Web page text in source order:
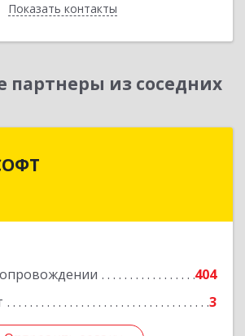
Показать контакты
Назад
из соседних
404
3
обл, м.о. Ржевский, Ржев г,